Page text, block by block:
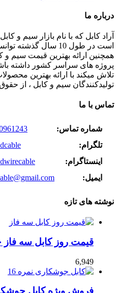
درباره ما
آراد کابل که با نام بازار سیم و
است در طول 10 سال
همچنین ارائه بهترین قیمت سیم و
پروژه های سراسر کشور داشته
تلاش میکند با ارائه بهترین
تولیدکنندگان سیم و کابل ، از
تماس با ما
شماره تماس:
تلگرام:
اینستاگرام:
ایمیل:
نوشته های تازه
قیمت روز کابل سه فاز
6,949